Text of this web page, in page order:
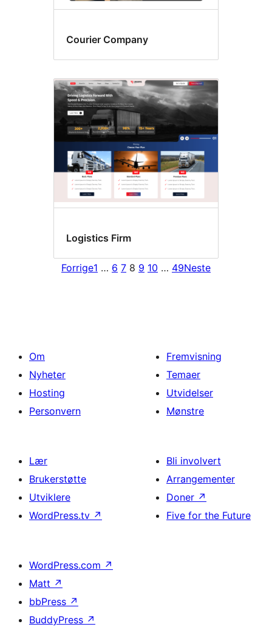
Courier Company
Logistics Firm
Forrige1 … 6 7 8 9 10 … 49Neste
Om
Nyheter
Hosting
Personvern
Fremvisning
Temaer
Utvidelser
Mønstre
Lær
Brukerstøtte
Utviklere
WordPress.tv ↗
Bli involvert
Arrangementer
Doner ↗
Five for the Future
WordPress.com ↗
Matt ↗
bbPress ↗
BuddyPress ↗